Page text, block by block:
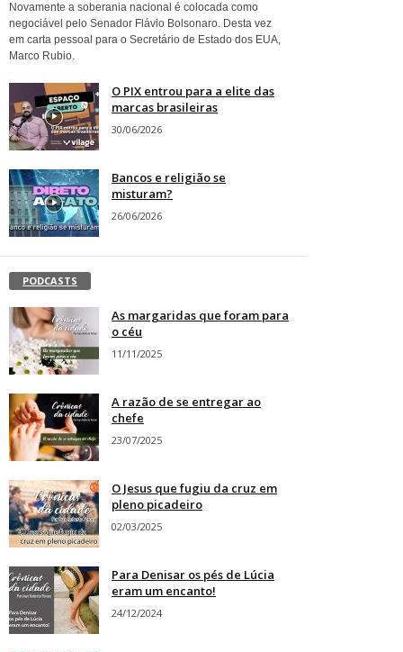
Novamente a soberania nacional é colocada como
negociável pelo Senador Flávio Bolsonaro. Desta vez
em carta pessoal para o Secretário de Estado dos EUA,
Marco Rubio.
O PIX entrou para a elite das
marcas brasileiras
30/06/2026
Bancos e religião se
misturam?
26/06/2026
PODCASTS
As margaridas que foram para
o céu
11/11/2025
A razão de se entregar ao
chefe
23/07/2025
O Jesus que fugiu da cruz em
pleno picadeiro
02/03/2025
Para Denisar os pés de Lúcia
eram um encanto!
24/12/2024